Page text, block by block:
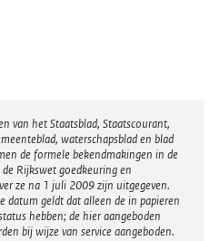
van het Staatsblad, Staatscourant,
waterschapsblad en blad
de formele bekendmakingen in de
Rijkswet goedkeuring en
ze na 1 juli 2009 zijn uitgegeven.
datum geldt dat alleen de in papieren
hebben; de hier aangeboden
bij wijze van service aangeboden.